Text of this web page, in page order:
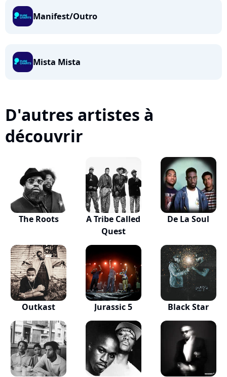
Manifest/Outro
Mista Mista
D'autres artistes à
découvrir
The Roots
A Tribe Called
Quest
De La Soul
Outkast Jurassic 5 Black Star